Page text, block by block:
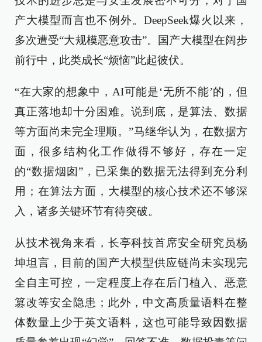
产大模型而言也不例外。DeepSeek爆火以来，
多次遭受“大规模恶意攻击”。国产大模型在阔步
前行中，此类成长“烦恼”此起彼伏。
“在大家的想象中，AI可能是‘无所不能’的，但
真正落地却十分困难。说到底，是算法、数据
等方面尚未完全理顺。”马继华认为，在数据方
面，很多结构化工作做得不够好，存在一定
的“数据烟囱”，已采集的数据无法得到充分利
用；在算法方面，大模型的核心技术还不够深
入，诸多关键环节有待突破。
从技术视角来看，长亭科技首席安全研究员杨
坤坦言，目前的国产大模型供应链尚未实现完
全自主可控，一定程度上存在后门植入、恶意
篡改等安全隐患；此外，中文高质量语料在整
体数量上少于英文语料，这也可能导致因数据